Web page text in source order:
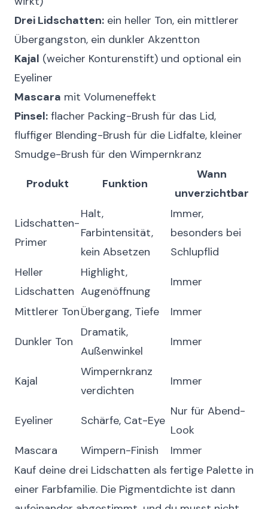
Drei Lidschatten: ein heller Ton, ein mittlerer
Übergangston, ein dunkler Akzentton
Kajal (weicher Konturenstift) und optional ein
Eyeliner
Mascara mit Volumeneffekt
Pinsel: flacher Packing-Brush für das Lid,
fluffiger Blending-Brush für die Lidfalte, kleiner
Smudge-Brush für den Wimpernkranz
Produkt Funktion
Wann
unverzichtbar
Lidschatten-
Primer
Halt,
Farbintensität,
kein Absetzen
Immer,
besonders bei
Schlupflid
Heller
Lidschatten
Highlight,
Augenöffnung
Immer
Mittlerer TonÜbergang, Tiefe Immer
Dunkler Ton
Dramatik,
Außenwinkel
Immer
Kajal
Wimpernkranz
verdichten
Immer
Eyeliner Schärfe, Cat-Eye
Nur für Abend-
Look
Mascara
Wimpern-Finish
Immer
Kauf deine drei Lidschatten als fertige Palette in
einer Farbfamilie. Die Pigmentdichte ist dann